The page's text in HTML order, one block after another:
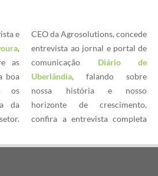
e
,
as
boa
os
da
CEO da Agrosolutions, concede
entrevista ao jornal e portal de
comunicação Diário de
Uberlândia, falando sobre
nossa história e nosso
horizonte de crescimento,
confira a entrevista completa
de 05/11/2022.